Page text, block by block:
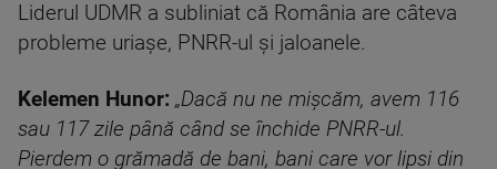
Liderul UDMR a subliniat că România are câteva
probleme uriașe, PNRR-ul și jaloanele.
Kelemen Hunor: „Dacă nu ne mișcăm, avem 116
sau 117 zile până când se închide PNRR-ul.
Pierdem o grămadă de bani, bani care vor lipsi din